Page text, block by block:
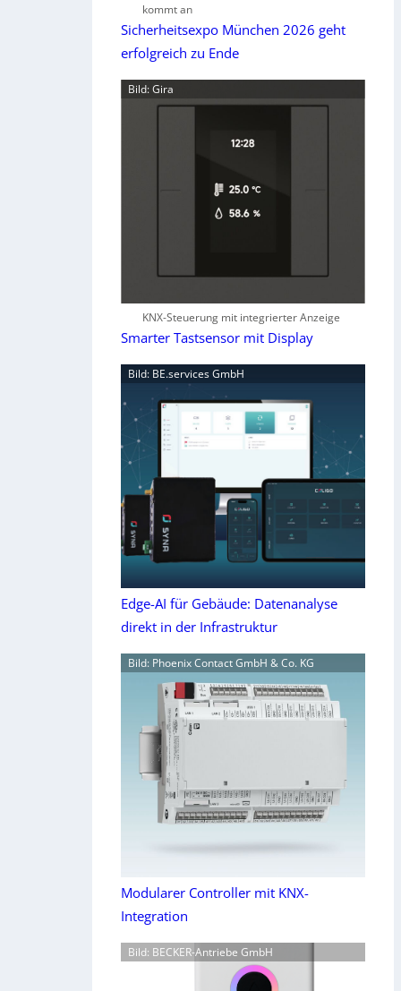
kommt an
Sicherheitsexpo München 2026 geht
erfolgreich zu Ende
Bild: Gira
KNX-Steuerung mit integrierter Anzeige
Smarter Tastsensor mit Display
Bild: BE.services GmbH
Edge-AI für Gebäude: Datenanalyse
direkt in der Infrastruktur
Bild: Phoenix Contact GmbH & Co. KG
Modularer Controller mit KNX-
Integration
Bild: BECKER-Antriebe GmbH